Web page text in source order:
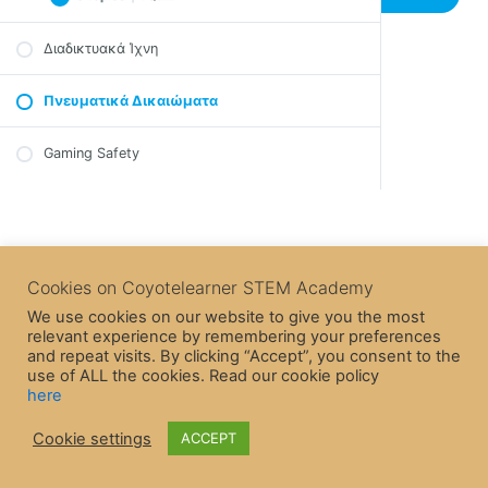
Επίλογος
Συμβουλές
Επίλογος
Quiz – Ασφαλείς Ιστοσελίδες & Διαδικτυακές
Quiz – Κίνδυνοι για τον Η/Υ
Διαδικτυακά Ίχνη
Πνευματικά Δικαιώματα
Gaming Safety
Cookies on Coyotelearner STEM Academy
We use cookies on our website to give you the most
relevant experience by remembering your preferences
and repeat visits. By clicking “Accept”, you consent to the
use of ALL the cookies. Read our cookie policy
here
Cookie settings ACCEPT